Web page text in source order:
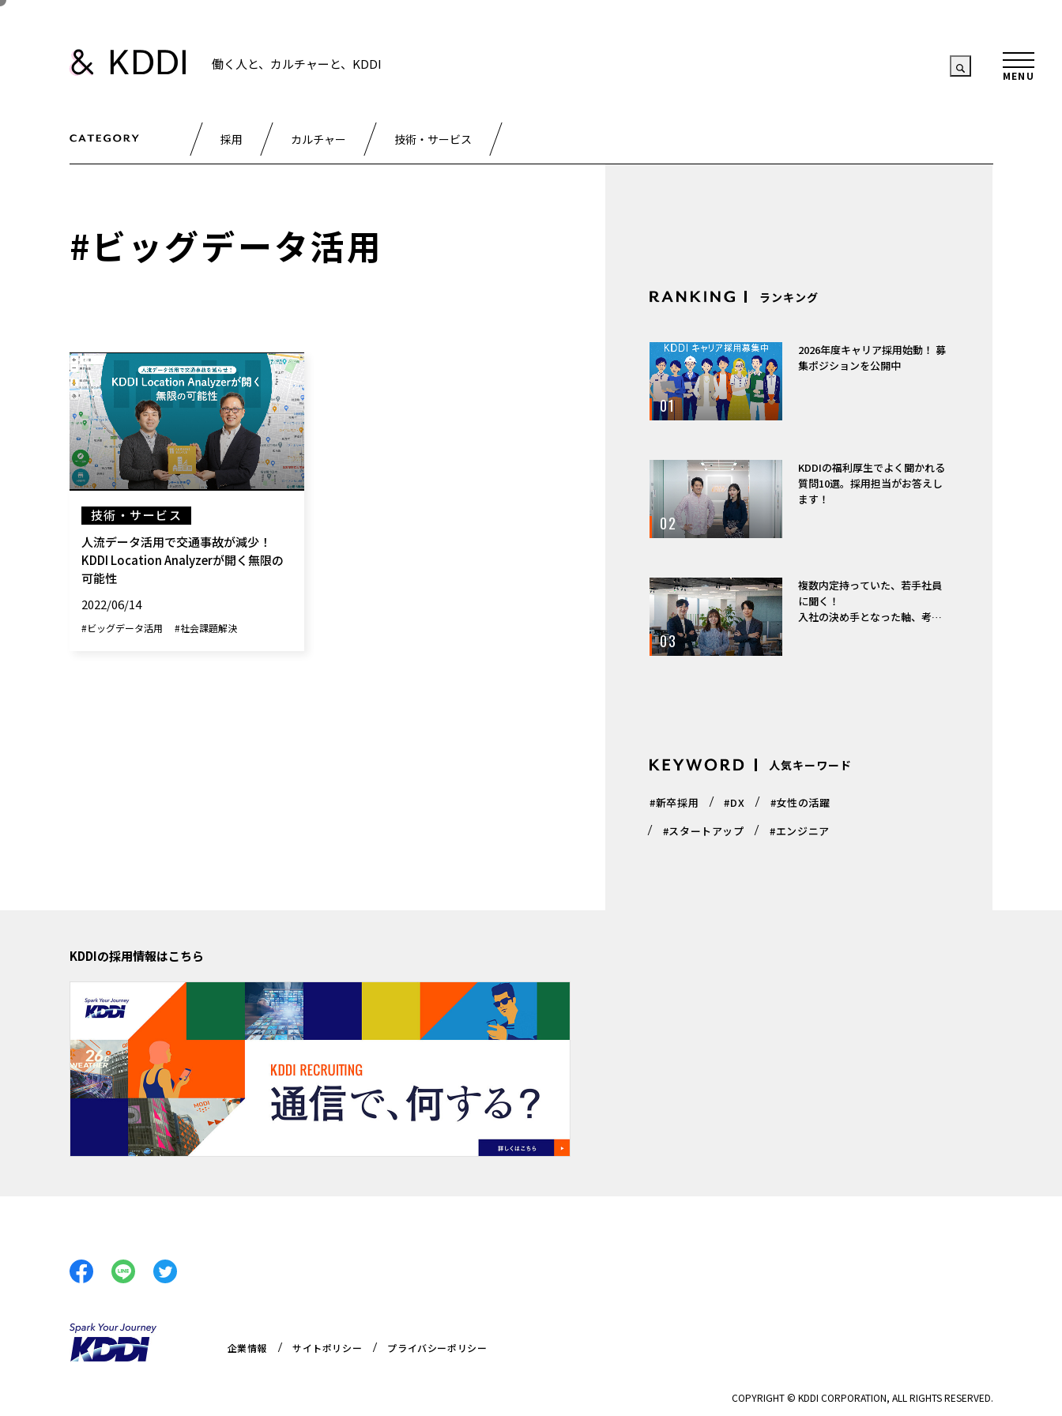
働く人と、カルチャーと、KDDI
採用 カルチャー 技術・サービス
#ビッグデータ活用
技術・サービス
人流データ活用で交通事故が減少！
KDDI Location Analyzerが開く無限の
可能性
2022/06/14
#ビッグデータ活用 #社会課題解決
ランキング
01
2026年度キャリア採用始動！ 募
集ポジションを公開中
02
KDDIの福利厚生でよく聞かれる
質問10選。採用担当がお答えし
ます！
03
複数内定持っていた、若手社員
に聞く！
入社の決め手となった軸、考え
人気キーワード
#新卒採用 #DX
#女性の活躍
#スタートアップ
#エンジニア
KDDIの採用情報はこちら
企業情報 サイトポリシー プライバシーポリシー
COPYRIGHT © KDDI CORPORATION, ALL RIGHTS RESERVED.